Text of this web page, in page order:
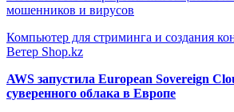
мошенников и вирусов
Компьютер для стриминга и создания
Ветер Shop.kz
AWS запустила European Sovereign
суверенного облака в Европе